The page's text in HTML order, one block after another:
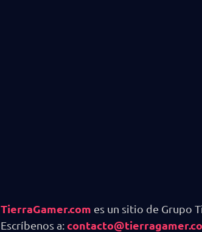
TierraGamer.com es un sitio de Grupo
Escríbenos a: